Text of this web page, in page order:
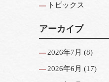
トピックス
アーカイブ
2026年7月 (8)
2026年6月 (17)